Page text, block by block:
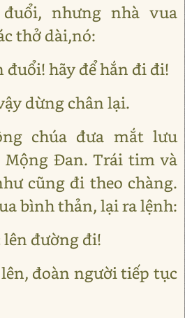
nhưng nhà vua
thở dài,nó:
đuổi! hãy để hắn đi đi!
dừng chân lại.
chúa đưa mắt lưu
Ðan. Trái tim và
cũng đi theo chàng.
bình thản, lại ra lệnh:
đường đi!
đoàn người tiếp tục